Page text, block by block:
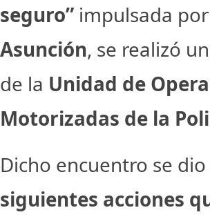
seguro” impulsada
Asunción, se realizó
de la Unidad de
Motorizadas de la
Dicho encuentro se
siguientes acciones